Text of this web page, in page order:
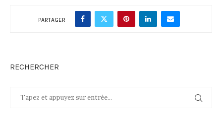
PARTAGER
RECHERCHER